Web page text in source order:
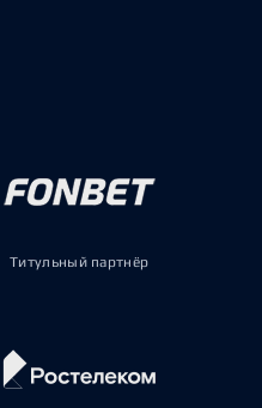
Титульный партнёр